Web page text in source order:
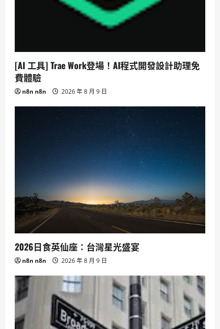
[AI 工具] Trae Work登場！AI程式開發設計助理免
費體驗
n8n n8n 2026 年 8 月 9 日
2026日食英仙座：台灣星光盛宴
n8n n8n 2026 年 8 月 9 日